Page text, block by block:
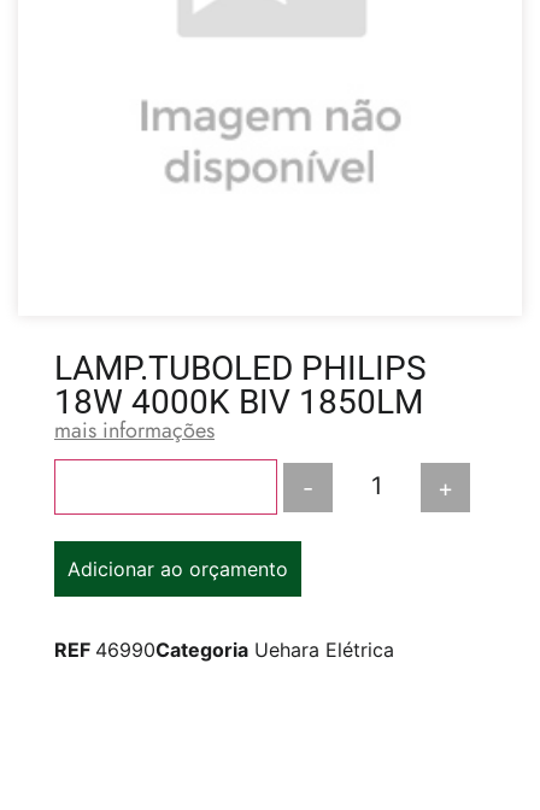
LAMP.TUBOLED PHILIPS
18W 4000K BIV 1850LM
mais informações
- +
Adicionar ao orçamento
REF 46990Categoria Uehara Elétrica